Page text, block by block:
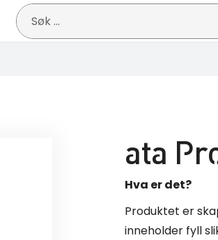
Søk
etter:
ata
Hva er det?
Produktet er
inneholder fyll